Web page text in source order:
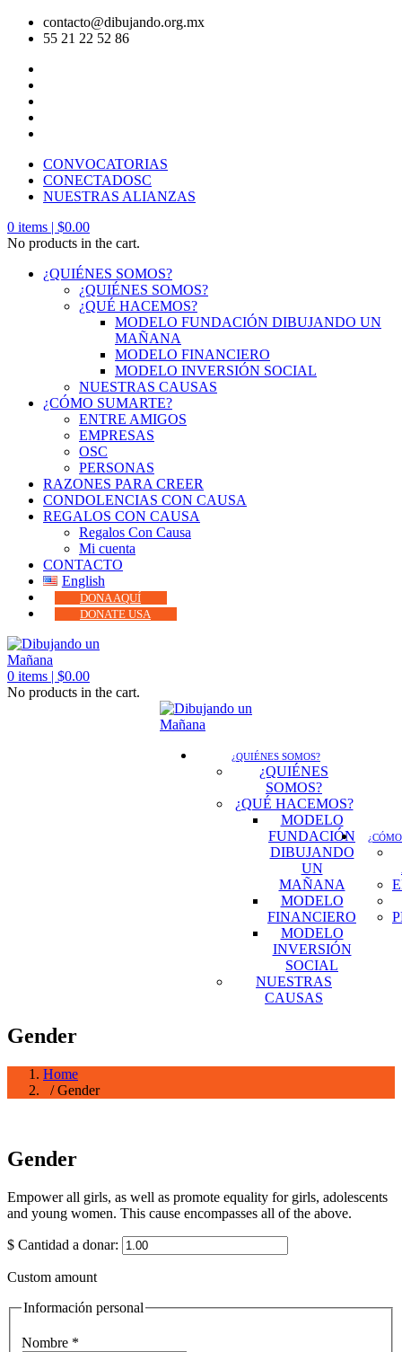
contacto@dibujando.org.mx
55 21 22 52 86
CONVOCATORIAS
CONECTADOSC
NUESTRAS ALIANZAS
0 items | $0.00
No products in the cart.
¿QUIÉNES SOMOS?
¿QUIÉNES SOMOS?
¿QUÉ HACEMOS?
MODELO FUNDACIÓN DIBUJANDO UN
MAÑANA
MODELO FINANCIERO
MODELO INVERSIÓN SOCIAL
NUESTRAS CAUSAS
¿CÓMO SUMARTE?
ENTRE AMIGOS
EMPRESAS
OSC
PERSONAS
RAZONES PARA CREER
CONDOLENCIAS CON CAUSA
REGALOS CON CAUSA
Regalos Con Causa
Mi cuenta
CONTACTO
English
DONA AQUÍ
DONATE USA
0 items | $0.00
No products in the cart.
¿QUIÉNES SOMOS?
¿QUIÉNES
SOMOS?
¿QUÉ HACEMOS?
MODELO
FUNDACIÓN
DIBUJANDO
UN
MAÑANA
MODELO
FINANCIERO
MODELO
INVERSIÓN
SOCIAL
NUESTRAS
CAUSAS
Gender
Home
/ Gender
Gender
Empower all girls, as well as promote equality for girls, adolescents
and young women. This cause encompasses all of the above.
$ Cantidad a donar:
Custom amount
Información personal
Nombre *